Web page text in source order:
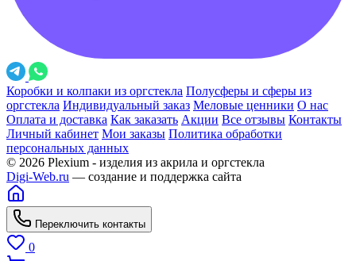
Коробки и колпаки из оргстекла Полусферы и сферы из
оргстекла Индивидуальный заказ Меловые ценники О нас
Оплата и доставка Как заказать Акции Все отзывы Контакты
Личный кабинет Мои заказы Политика обработки
персональных данных
© 2026 Plexium - изделия из акрила и оргстекла
Digi-Web.ru — создание и поддержка сайта
Переключить контакты
0